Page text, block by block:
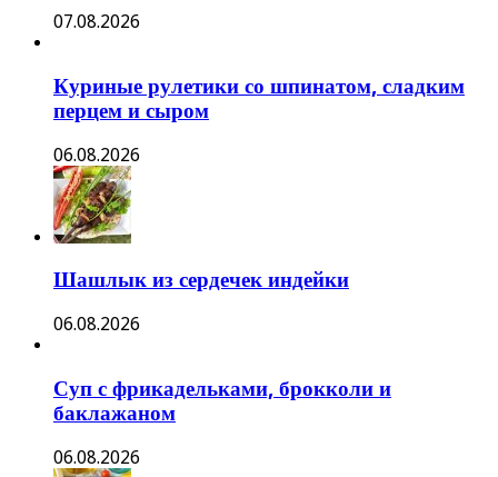
07.08.2026
Куриные рулетики со шпинатом, сладким
перцем и сыром
06.08.2026
Шашлык из сердечек индейки
06.08.2026
Суп с фрикадельками, брокколи и
баклажаном
06.08.2026